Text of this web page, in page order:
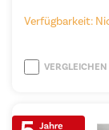
Verfügbarkeit:
VERGLEICHEN